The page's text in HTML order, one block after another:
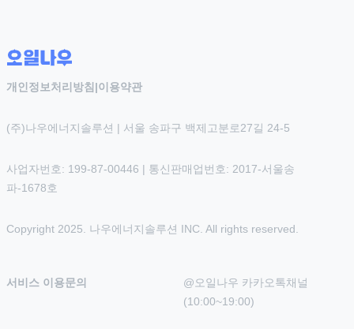
개인정보처리방침 |이용약관
(주)나우에너지솔루션 | 서울 송파구 백제고분로27길 24-5
사업자번호: 199-87-00446 | 통신판매업번호: 2017-서울송
파-1678호
Copyright 2025. 나우에너지솔루션 INC. All rights reserved.
서비스 이용문의
@오일나우 카카오톡채널
(10:00~19:00)